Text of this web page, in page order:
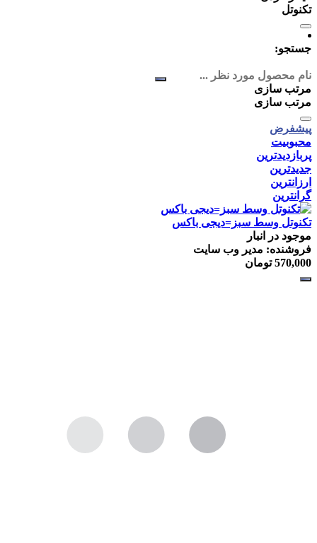
تکنوتل
جستجو:
مرتب سازی
مرتب سازی
پیشفرض
محبوبیت
پربازدیدترین
جدیدترین
ارزانترین
گرانترین
تكنوتل وسط سبز=ديجی باكس
موجود در انبار
فروشنده: مدیر وب سایت
570,000 تومان